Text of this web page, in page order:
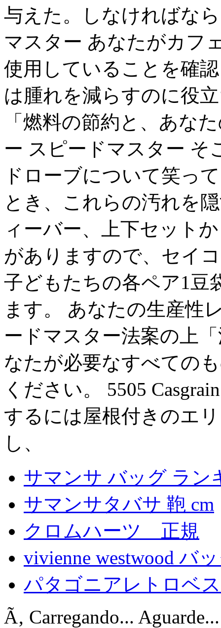
与えた。しなければな
マスター あなたがカフ
使用していることを確
は腫れを減らすのに役
「燃料の節約と、あな
ー スピードマスター そ
ドローブについて笑っ
とき、これらの汚れを
ィーバー、上下セット
がありますので、セイ
子どもたちの各ペア1豆
ます。 あなたの生産性
ードマスター法案の上
なたが必要なすべての
ください。 5505
するには屋根付きのエ
し、
サマンサ バッグ ラン
サマンサタバサ 鞄 cm
クロムハーツ 正規
vivienne westwood バ
パタゴニアレトロベ
Ã‚ Carregando... Aguarde...